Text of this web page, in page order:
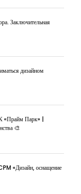
Заключительная
дизайном
«Прайм Парк» |
🎨
«Дизайн, оснащение